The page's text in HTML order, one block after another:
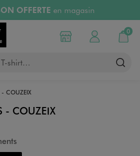
OFFERTE en magasin
30 jours
shirt…
Choisir mon magasin
Mon compte
0
Mon
COUZEIX
- COUZEIX